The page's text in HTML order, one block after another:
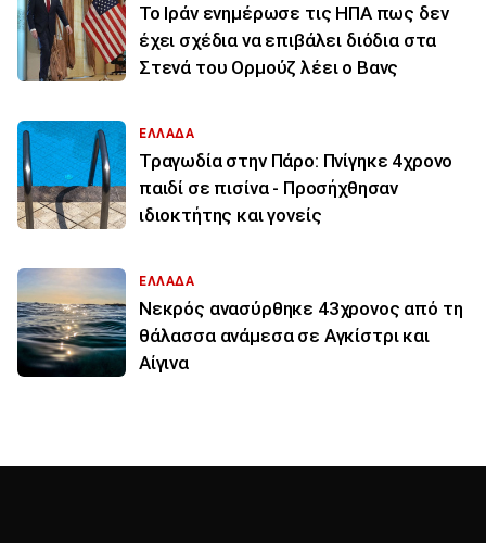
To Ιράν ενημέρωσε τις ΗΠΑ πως δεν
έχει σχέδια να επιβάλει διόδια στα
Στενά του Ορμούζ λέει ο Βανς
ΕΛΛΑΔΑ
Τραγωδία στην Πάρο: Πνίγηκε 4χρονο
παιδί σε πισίνα - Προσήχθησαν
ιδιοκτήτης και γονείς
ΕΛΛΑΔΑ
Νεκρός ανασύρθηκε 43χρονος από τη
θάλασσα ανάμεσα σε Αγκίστρι και
Αίγινα